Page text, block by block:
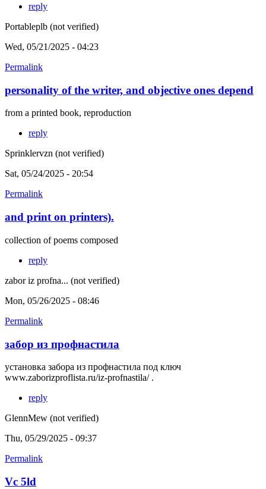
reply
Portableplb (not verified)
Wed, 05/21/2025 - 04:23
Permalink
personality of the writer, and objective ones depend
from a printed book, reproduction
reply
Sprinklervzn (not verified)
Sat, 05/24/2025 - 20:54
Permalink
and print on printers).
collection of poems composed
reply
zabor iz profna... (not verified)
Mon, 05/26/2025 - 08:46
Permalink
забор из профнастила
установка забора из профнастила под ключ
www.zaborizproflista.ru/iz-profnastila/ .
reply
GlennMew (not verified)
Thu, 05/29/2025 - 09:37
Permalink
Vc 5ld